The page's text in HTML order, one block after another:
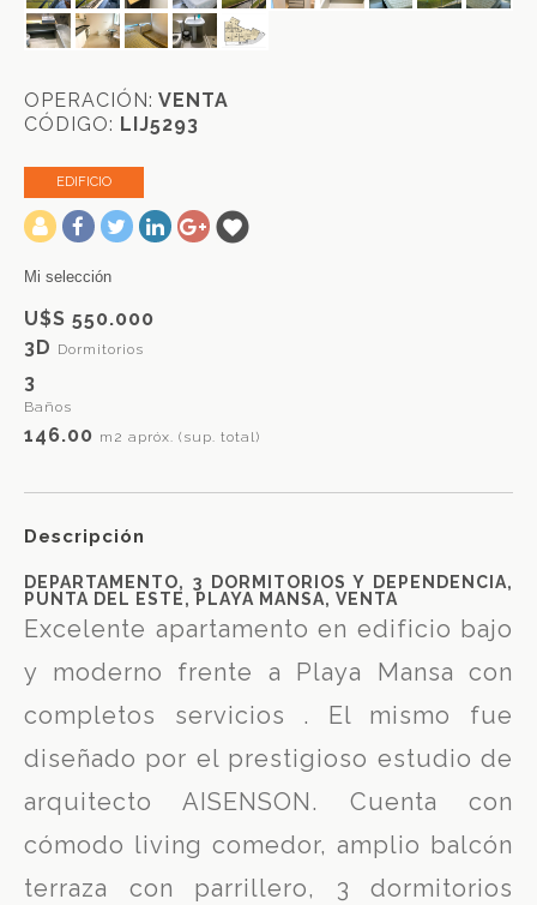
OPERACIÓN: VENTA
CÓDIGO: LIJ5293
EDIFICIO
-
Mi selección
U$S 550.000
3D Dormitorios
3
Baños
146.00 m2 apróx. (sup. total)
Descripción
DEPARTAMENTO, 3 DORMITORIOS Y DEPENDENCIA,
PUNTA DEL ESTE, PLAYA MANSA, VENTA
Excelente apartamento en edificio bajo
y moderno frente a Playa Mansa con
completos servicios . El mismo fue
diseñado por el prestigioso estudio de
arquitecto AISENSON. Cuenta con
cómodo living comedor, amplio balcón
terraza con parrillero, 3 dormitorios